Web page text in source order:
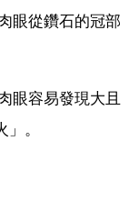
眼從鑽石的冠部
眼容易發現大且
。